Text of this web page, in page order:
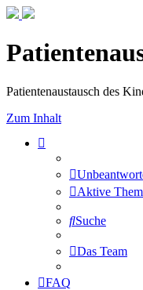
Patientenaustausch des
Zum Inhalt
Aktive
Suche
Das Team
FAQ